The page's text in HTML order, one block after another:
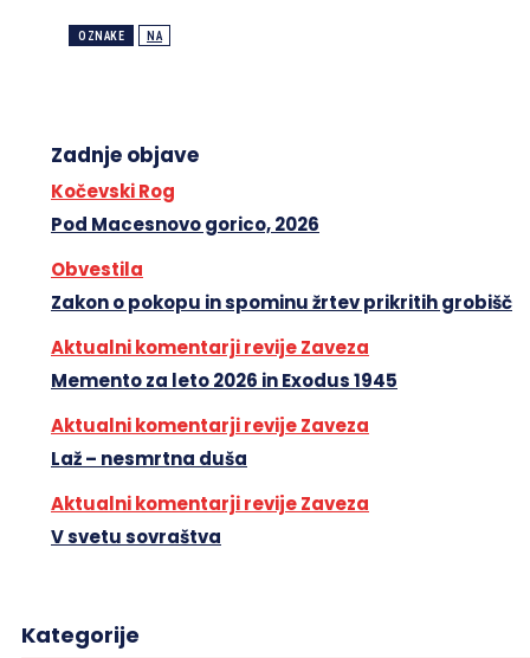
OZNAKE NA
Zadnje objave
Kočevski Rog
Pod Macesnovo gorico, 2026
Obvestila
Zakon o pokopu in spominu žrtev prikritih grobišč
Aktualni komentarji revije Zaveza
Memento za leto 2026 in Exodus 1945
Aktualni komentarji revije Zaveza
Laž – nesmrtna duša
Aktualni komentarji revije Zaveza
V svetu sovraštva
Kategorije